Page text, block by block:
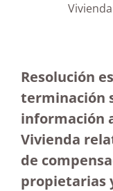
Resolución
terminación
información
Vivienda
de
propietarias